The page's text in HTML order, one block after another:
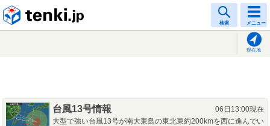
検索 メニュー
現在地
台風13号情報
06日13:00現在
大型で強い台風13号が南大東島の東北東約200kmを西に進んでい